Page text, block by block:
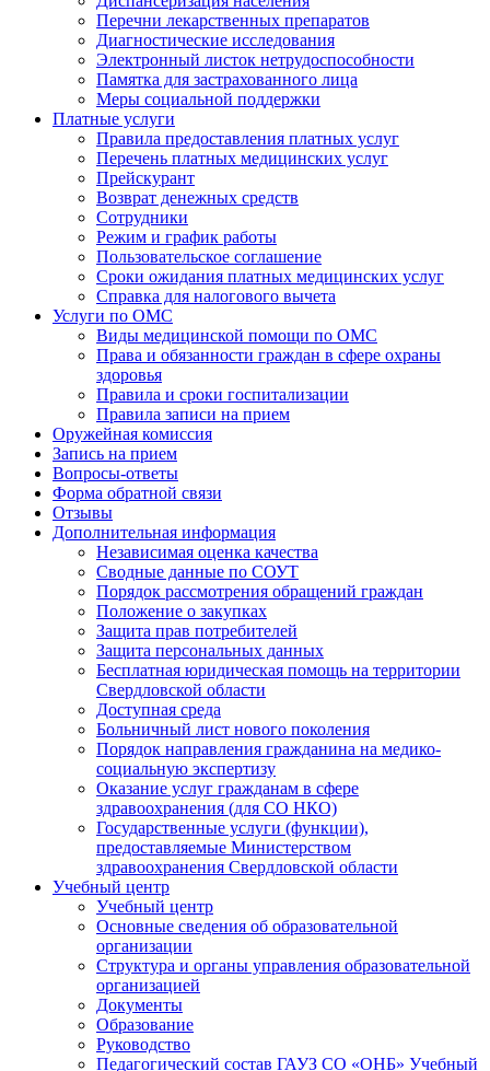
Перечни лекарственных препаратов
Диагностические исследования
Электронный листок нетрудоспособности
Памятка для застрахованного лица
Меры социальной поддержки
Платные услуги
Правила предоставления платных услуг
Перечень платных медицинских услуг
Прейскурант
Возврат денежных средств
Сотрудники
Режим и график работы
Пользовательское соглашение
Сроки ожидания платных медицинских услуг
Справка для налогового вычета
Услуги по ОМС
Виды медицинской помощи по ОМС
Права и обязанности граждан в сфере охраны
здоровья
Правила и сроки госпитализации
Правила записи на прием
Оружейная комиссия
Запись на прием
Вопросы-ответы
Форма обратной связи
Отзывы
Дополнительная информация
Независимая оценка качества
Сводные данные по СОУТ
Порядок рассмотрения обращений граждан
Положение о закупках
Защита прав потребителей
Защита персональных данных
Бесплатная юридическая помощь на территории
Свердловской области
Доступная среда
Больничный лист нового поколения
Порядок направления гражданина на медико-
социальную экспертизу
Оказание услуг гражданам в сфере
здравоохранения (для СО НКО)
Государственные услуги (функции),
предоставляемые Министерством
здравоохранения Свердловской области
Учебный центр
Учебный центр
Основные сведения об образовательной
организации
Структура и органы управления образовательной
организацией
Документы
Образование
Руководство
Педагогический состав ГАУЗ СО «ОНБ» Учебный